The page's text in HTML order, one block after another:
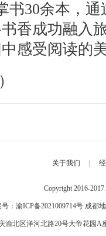
书30余本，
香成功融入
感受阅读的
关于我们
Copyright 2016-
： 渝ICP备2021009714号 成都
渝北区洋河北路20号大帝花园A